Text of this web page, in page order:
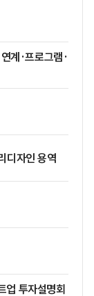
계·프로그램·
디자인 용역
업 투자설명회